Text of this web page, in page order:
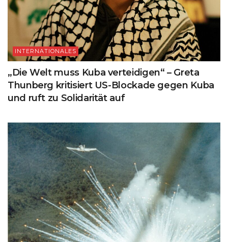
INTERNATIONALES
„Die Welt muss Kuba verteidigen“ – Greta
Thunberg kritisiert US-Blockade gegen Kuba
und ruft zu Solidarität auf